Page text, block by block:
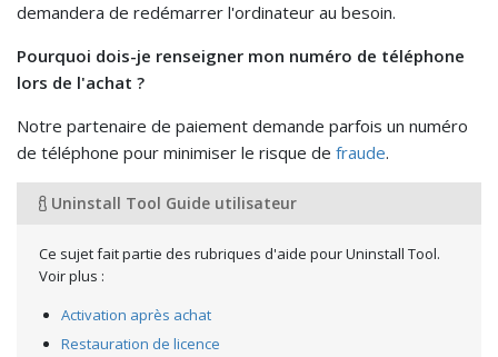
demandera de redémarrer l'ordinateur au besoin.
Pourquoi dois-je renseigner mon numéro de téléphone
lors de l'achat ?
Notre partenaire de paiement demande parfois un numéro
de téléphone pour minimiser le risque de fraude.
Uninstall Tool Guide utilisateur
Ce sujet fait partie des rubriques d'aide pour Uninstall Tool.
Voir plus :
Activation après achat
Restauration de licence